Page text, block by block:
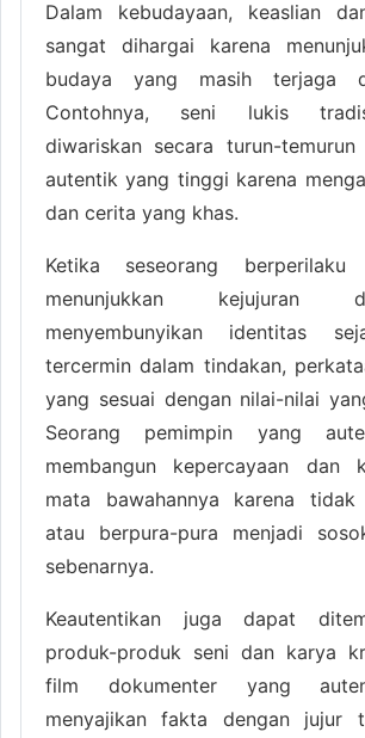
Dalam kebudayaan, keaslian
sangat dihargai karena
budaya yang masih terjaga
Contohnya, seni lukis
diwariskan secara turun-
autentik yang tinggi karena
dan cerita yang khas.
Ketika seseorang
menunjukkan kejujuran
menyembunyikan identitas
tercermin dalam tindakan,
yang sesuai dengan nilai-nilai
Seorang pemimpin yang
membangun kepercayaan dan
mata bawahannya karena tidak
atau berpura-pura menjadi
sebenarnya.
Keautentikan juga dapat
produk-produk seni dan karya
film dokumenter yang
menyajikan fakta dengan jujur